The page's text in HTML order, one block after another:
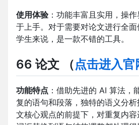
使用体验：功能丰富且实用，操
于上手。对于需要对论文进行全
学生来说，是一款不错的工具。
66 论文 （点击进入官
功能特点 ：借助先进的 AI 算法，
复的语句和段落，独特的语义分
文核心观点的前提下，对重复内